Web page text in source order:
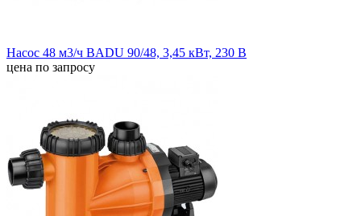
Насос 48 м3/ч BADU 90/48, 3,45 кВт, 230 В
цена по запросу